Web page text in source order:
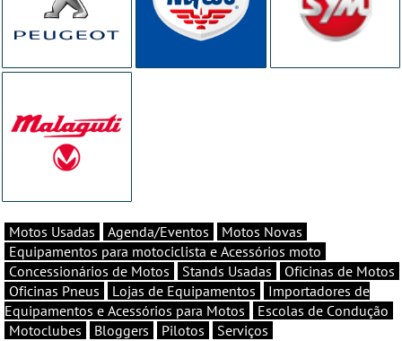
Motos Usadas Agenda/Eventos
Motos Novas
Equipamentos para motociclista e Acessórios moto
Concessionários de Motos
Stands Usadas
Oficinas de Motos
Oficinas Pneus
Lojas de Equipamentos
Importadores de
Equipamentos e Acessórios para Motos
Escolas de Condução
Motoclubes
Bloggers Pilotos Serviços